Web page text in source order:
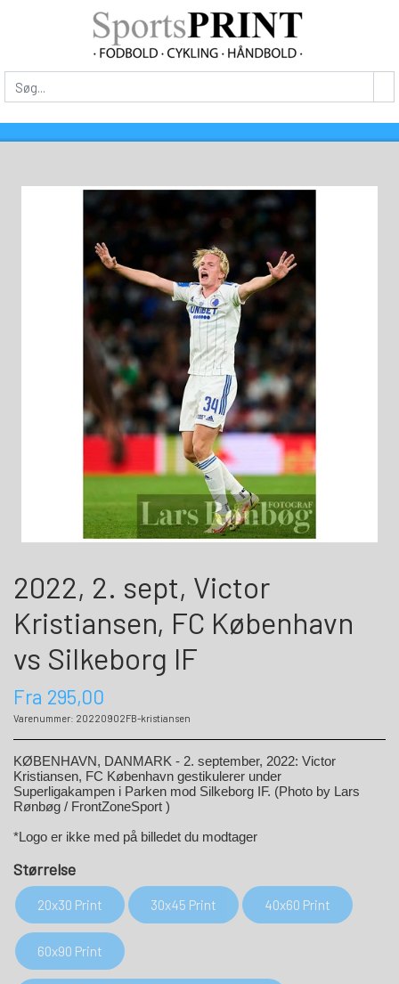
2022, 2. sept, Victor
Kristiansen, FC København
vs Silkeborg IF
Fra 295,00
Varenummer: 20220902FB-kristiansen
KØBENHAVN, DANMARK - 2. september, 2022: Victor
Kristiansen, FC København gestikulerer under
Superligakampen i Parken mod Silkeborg IF. (Photo by Lars
Rønbøg / FrontZoneSport )
*Logo er ikke med på billedet du modtager
Størrelse
20x30 Print 30x45 Print 40x60 Print
60x90 Print